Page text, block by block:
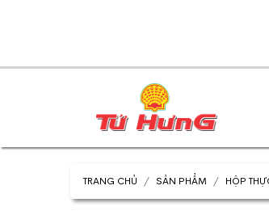
TRANG CHỦ SẢN PHẨM HỘP